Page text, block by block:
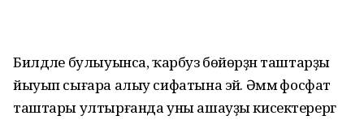
Билдәле булыуынса, ҡарбуз бөйөрҙән таштарҙы
йыуып сығара алыу сифатына эйә. Әммә фосфат
таштары ултырғанда уны ашауҙы кисектерергә